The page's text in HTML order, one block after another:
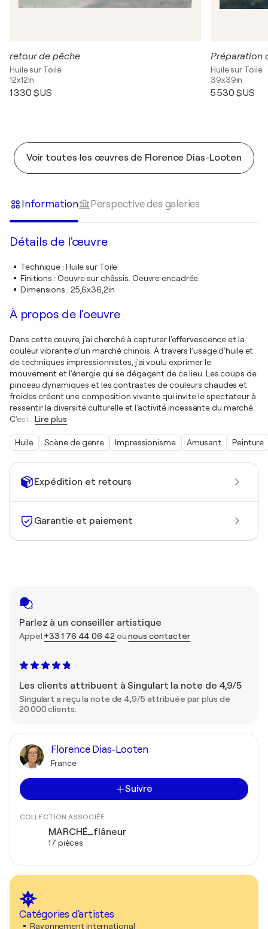
Expédition et retours
Garantie et paiement
Parlez à un conseiller artistique
Appel +33 1 76 44 06 42 ounous contacter
Les clients attribuent à Singulart la note de 4,9/5
Singulart a reçu la note de 4,9/5 attribuée par plus de
20 000 clients.
Florence Dias-Looten
France
Suivre
COLLECTION ASSOCIÉE
MARCHÉ_flâneur
17 pièces
Catégories d'artistes
Rayonnement international
retour de pêche
Huile sur Toile
12x12in
1 330 $US
Préparation
Huile sur Toile
39x39in
5 530 $US
Voir toutes les œuvres de Florence Dias-Looten
Information Perspective des galeries
Détails de l'œuvre
Technique: Huile sur Toile
Finitions : Oeuvre sur châssis. Oeuvre encadrée.
Dimensions : 25,6x36,2in
À propos de l'oeuvre
Dans cette œuvre, j'ai cherché à capturer l'effervescence et la
couleur vibrante d'un marché chinois. À travers l'usage d'huile et
de techniques impressionnistes, j'ai voulu exprimer le
mouvement et l'énergie qui se dégagent de ce lieu. Les coups de
pinceau dynamiques et les contrastes de couleurs chaudes et
froides créent une composition vivante qui invite le spectateur à
ressentir la diversité culturelle et l'activité incessante du marché.
C'est
Lire plus
Huile Scène de genre Impressionisme Amusant Peinture